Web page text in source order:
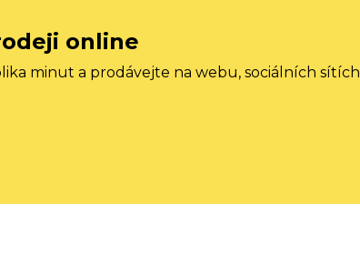
online
minut a prodávejte na webu, sociálních sítích